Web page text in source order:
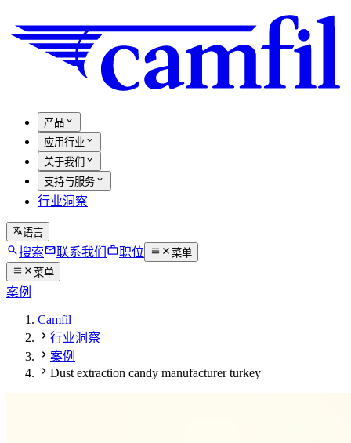
产品
应用行业
关于我们
支持与服务
行业洞察
语言
搜索 联系我们 职位
菜单
菜单
案例
Camfil
行业洞察
案例
Dust extraction candy manufacturer turkey